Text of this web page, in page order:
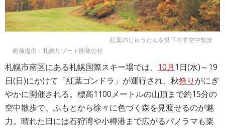
紅葉のじゅうたんを見下ろす空中散歩
画像提供：札幌リゾート開発公社
札幌市南区にある札幌国際スキー場では、 10月 1日(水)～19
日(日)にかけて「紅葉ゴンドラ」が運行され、秋祭り がにぎ
やかに開催される。標高1100メートルの山頂まで約15分の
空中散歩で、ふもとから徐々に色づく森を見渡せるのが魅
力。晴れた日には石狩湾や小樽港まで広がるパノラマも楽